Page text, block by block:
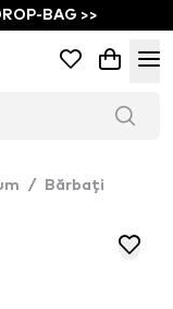
BAG >>
/ Bărbați